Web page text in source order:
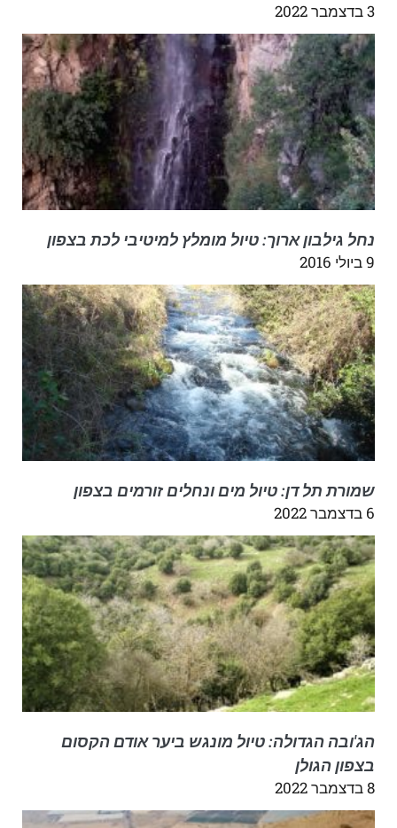
3 בדצמבר 2022
נחל גילבון ארוך: טיול מומלץ למיטיבי לכת בצפון
9 ביולי 2016
שמורת תל דן: טיול מים ונחלים זורמים בצפון
6 בדצמבר 2022
הג'ובה הגדולה: טיול מונגש ביער אודם הקסום
בצפון הגולן
8 בדצמבר 2022